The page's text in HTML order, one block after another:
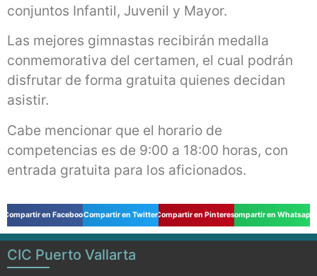
conjuntos Infantil, Juvenil y Mayor.
Las mejores gimnastas recibirán medalla
conmemorativa del certamen, el cual podrán
disfrutar de forma gratuita quienes decidan
asistir.
Cabe mencionar que el horario de
competencias es de 9:00 a 18:00 horas, con
entrada gratuita para los aficionados.
Compartir en FacebookCompartir en TwitterCompartir en PinterestCompartir en Whatsapp
CIC Puerto Vallarta